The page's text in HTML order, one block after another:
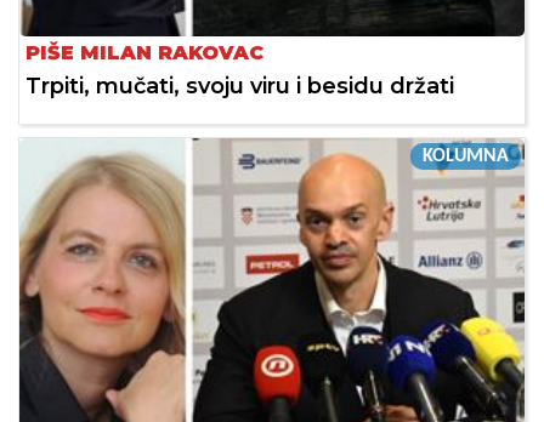
PIŠE MILAN RAKOVAC
Trpiti, mučati, svoju viru i besidu držati
KOLUMNA